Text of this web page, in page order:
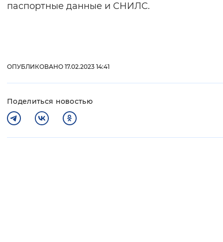
паспортные данные и СНИЛС.
ОПУБЛИКОВАНО 17.02.2023 14:41
Поделиться новостью